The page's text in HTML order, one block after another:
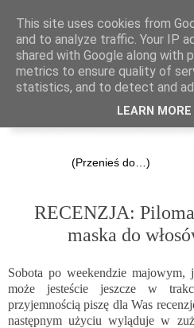
RECENZJA:
maska do
Sobota po weekendzie majowym,
może jesteście jeszcze w
przyjemnością piszę dla Was
następnym użyciu wyląduje w
This site uses cookies from
and to analyze traffic. Your IP
shared with Google along with
metrics to ensure quality of
statistics, and to detect and
LEARN MORE